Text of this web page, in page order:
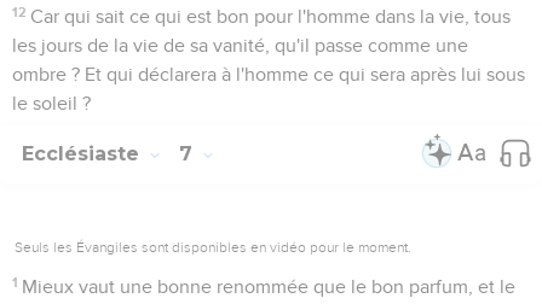
12 Car qui sait ce qui est bon pour l'homme dans la vie, tous
les jours de la vie de sa vanité, qu'il passe comme une
ombre ? Et qui déclarera à l'homme ce qui sera après lui sous
le soleil ?
Ecclésiaste 7
Seuls les Évangiles sont disponibles en vidéo pour le moment.
1 Mieux vaut une bonne renommée que le bon parfum, et le